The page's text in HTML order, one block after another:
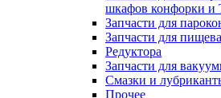
шкафов конфорки
Запчасти для
Запчасти для
Редуктора
Запчасти для
Смазки и
Прочее